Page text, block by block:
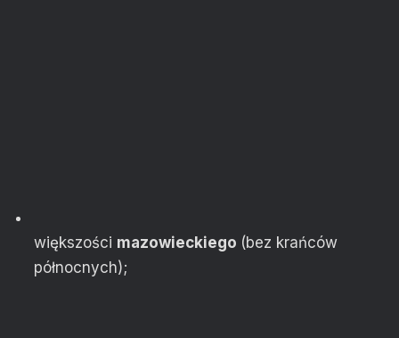
większości mazowieckiego (bez krańców
północnych);